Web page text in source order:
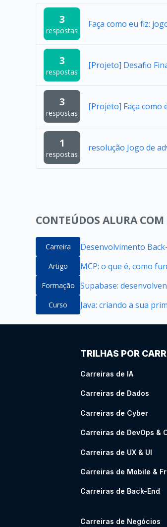
3
respostas
Faça como eu fiz:
3
respostas
[Projeto] Desafio
3
respostas
[Projeto] Faça como
1
respostas
resolução Jogo de
CONTEÚDOS ALURA
Carreira Desenvolvimento
Artigo MCP: o que é, como
Formação Supabase:
Curso Java: criando a sua
TRILHAS POR
Carreiras de IA
Carreiras de Dados
Carreiras de Cyber
Carreiras de DevOps &
Carreiras de UX & UI
Carreiras de Mobile &
Carreiras de Back-End
Carreiras de Negócios